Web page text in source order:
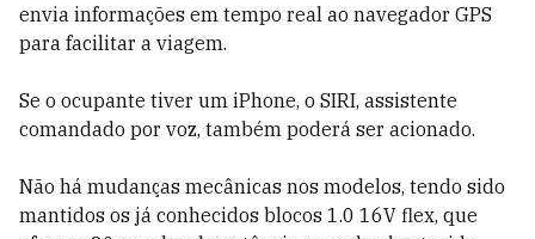
envia informações em tempo real ao navegador GPS
para facilitar a viagem.
Se o ocupante tiver um iPhone, o SIRI, assistente
comandado por voz, também poderá ser acionado.
Não há mudanças mecânicas nos modelos, tendo sido
mantidos os já conhecidos blocos 1.0 16V flex, que